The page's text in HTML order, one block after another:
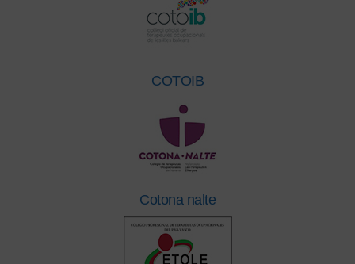
COTOIB
Cotona nalte